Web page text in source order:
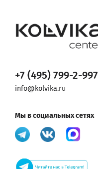
+7 (495) 799-2-997
info@kolvika.ru
Мы в социальных сетях